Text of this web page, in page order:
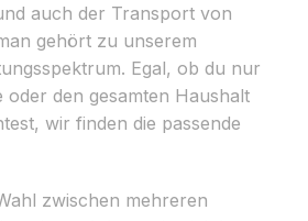
auch der Transport von
gehört zu unserem
Egal, ob du nur
den gesamten Haushalt
wir finden die passende
zwischen mehreren